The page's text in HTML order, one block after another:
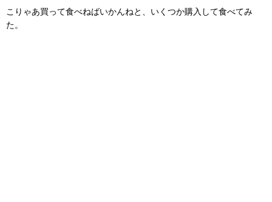
こりゃあ買って食べねばいかんねと、いくつか購入して食べてみ
た。